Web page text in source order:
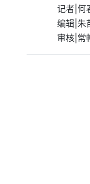
记者|何
编辑|朱
审核|常